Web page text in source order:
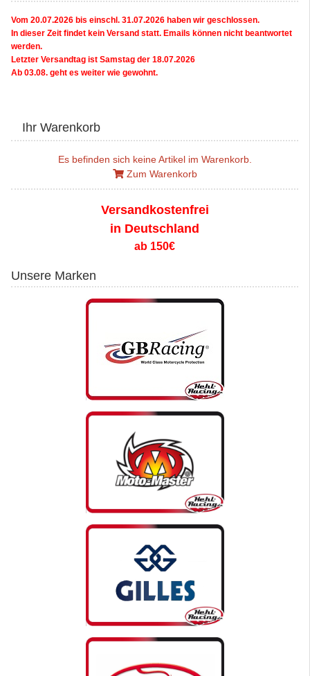
Vom 20.07.2026 bis einschl. 31.07.2026 haben wir geschlossen.
In dieser Zeit findet kein Versand statt. Emails können nicht beantwortet
werden.
Letzter Versandtag ist Samstag der 18.07.2026
Ab 03.08. geht es weiter wie gewohnt.
Ihr Warenkorb
Es befinden sich keine Artikel im Warenkorb.
Zum Warenkorb
Versandkostenfrei
in Deutschland
ab 150€
Unsere Marken